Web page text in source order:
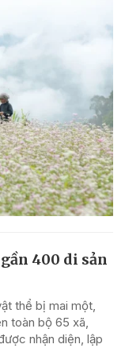
400 di sản
thể bị mai một,
toàn bộ 65 xã,
nhận diện, lập